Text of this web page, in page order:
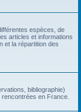
espèces, de
articles et informations
et la répartition des
bibliographie)
en France.